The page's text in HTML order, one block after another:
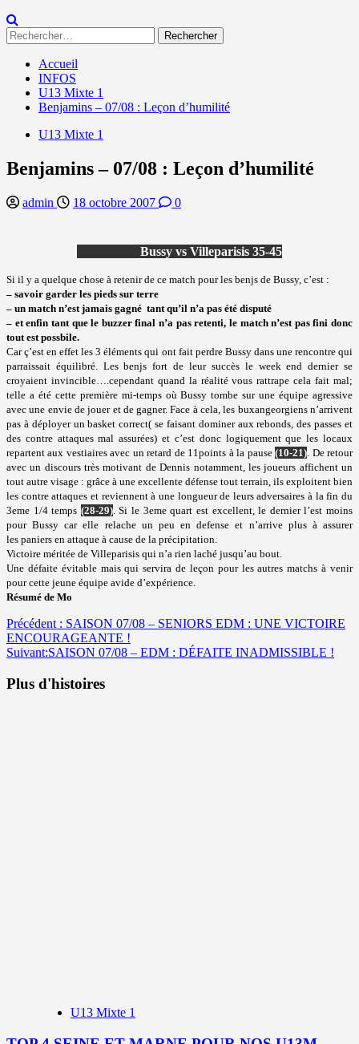
Rechercher :
Accueil
INFOS
U13 Mixte 1
Benjamins – 07/08 : Leçon d’humilité
U13 Mixte 1
Benjamins – 07/08 : Leçon d’humilité
admin 18 octobre 2007 0
Bussy vs Villeparisis 35-45
Si il y a quelque chose à retenir de ce match pour les benjs de Bussy, c’est :
– savoir garder les pieds sur terre
– un match n’est jamais gagné tant qu’il n’a pas été disputé
– et enfin tant que le buzzer final n’a pas retenti, le match n’est pas fini donc
tout est possbile.
Car ç’est en effet les 3 éléments qui ont fait perdre Bussy dans une rencontre qui
parraissait équilibré. Les benjs fort de leur succès le week end dernier se
croyaient invincible….cependant quand la réalité vous rattrape cela fait mal;
telle a été cette première mi-temps où Bussy tombe sur une équipe agressive
avec une envie de jouer et de gagner. Face à cela, les buxangeorgiens n’arrivent
pas à déployer un basket correct( se faisant dominer aux rebonds, des passes et
des contre attaques mal assurées) et c’est donc logiquement que les locaux
repartent aux vestiaires avec un retard de 11points à la pause(10-21) . De retour
avec un discours très motivant de Dennis notamment, les joueurs affichent un
tout autre visage : grâce à une excellente défense tout terrain, ils exploitent bien
les contre attaques et reviennent à une longueur de leurs adversaires à la fin du
3eme 1/4 temps (28-29). Si le 3eme quart est excellent, le dernier l’est moins
pour Bussy car elle relache un peu en defense et n’arrive plus à assurer
les paniers en attaque à cause de la précipitation.
Victoire méritée de Villeparisis qui n’a rien laché jusqu’au bout.
Une défaite évitable mais qui servira de leçon pour les autres matchs à venir
pour cette jeune équipe avide d’expérience.
Résumé de Mo
Navigation
d’article
Précédent : SAISON 07/08 – SENIORS EDM : UNE VICTOIRE
ENCOURAGEANTE !
Suivant:SAISON 07/08 – EDM : DÉFAITE INADMISSIBLE !
Plus d'histoires
U13 Mixte 1